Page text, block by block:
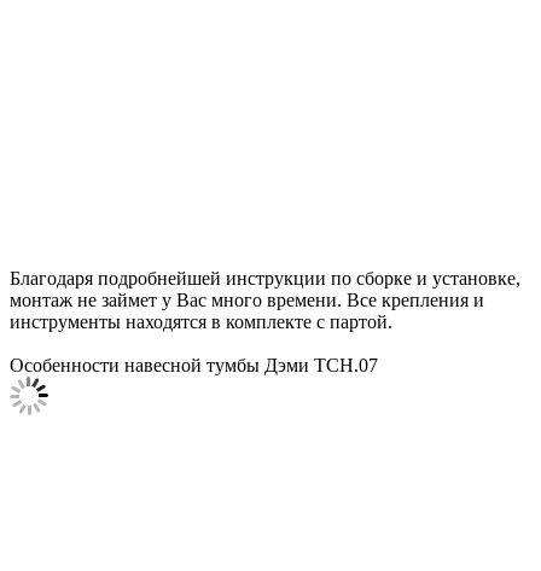
Благодаря подробнейшей инструкции по сборке и установке,
монтаж не займет у Вас много времени. Все крепления и
инструменты находятся в комплекте с партой.
Особенности навесной тумбы Дэми ТСН.07